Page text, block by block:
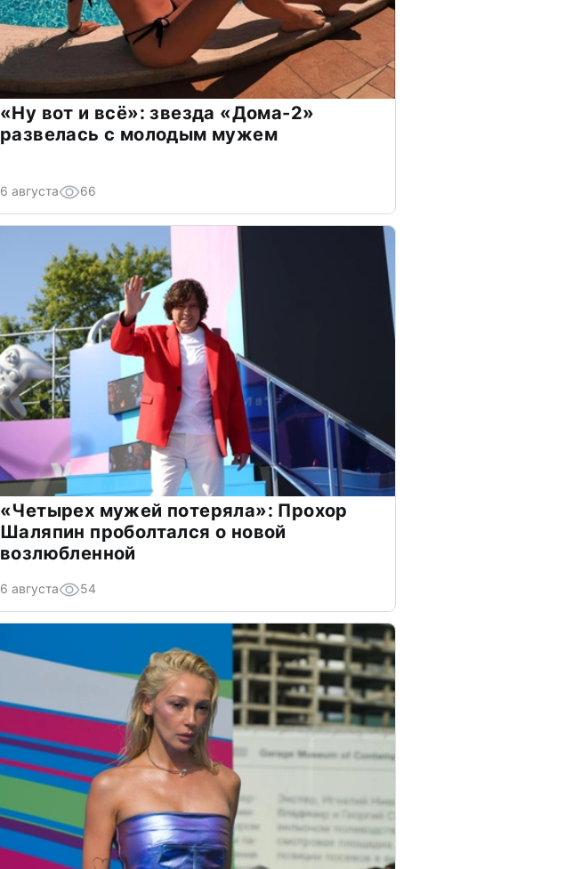
«Ну вот и всё»: звезда «Дома-2»
развелась с молодым мужем
6 августа 66
«Четырех мужей потеряла»: Прохор
Шаляпин проболтался о новой
возлюбленной
6 августа 54